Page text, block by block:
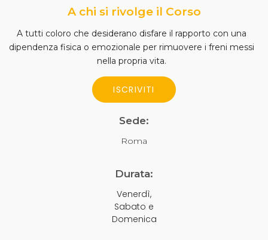
A chi si rivolge il Corso
A tutti coloro che desiderano disfare il rapporto con una
dipendenza fisica o emozionale per rimuovere i freni messi
nella propria vita.
ISCRIVITI
Sede:
Roma
Durata:
Venerdì,
Sabato e
Domenica